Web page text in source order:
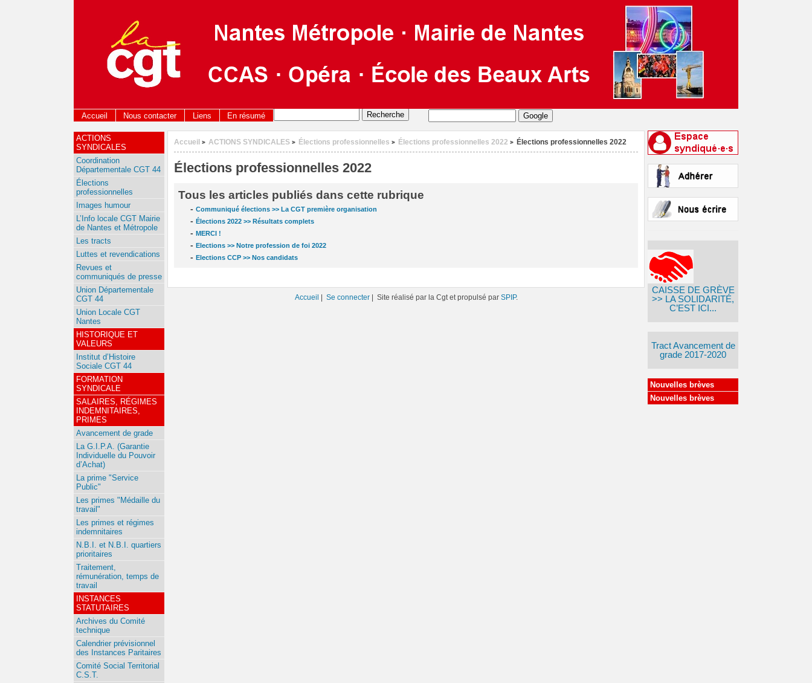
Accueil Nous contacter Liens En résumé
Accueil > ACTIONS SYNDICALES > Élections professionnelles > Élections professionnelles 2022 > Élections professionnelles 2022
Élections professionnelles 2022
Tous les articles publiés dans cette rubrique
- Communiqué élections >> La CGT première organisation
- Élections 2022 >> Résultats complets
- MERCI !
- Elections >> Notre profession de foi 2022
- Elections CCP >> Nos candidats
CAISSE DE GRÈVE
>> LA SOLIDARITÉ,
C’EST ICI...
Tract Avancement de
grade 2017-2020
Nouvelles brèves
Nouvelles brèves
ACTIONS
SYNDICALES
Coordination
Départementale CGT 44
Élections
professionnelles
Images humour
L’Info locale CGT Mairie
de Nantes et Métropole
Les tracts
Luttes et revendications
Revues et
communiqués de presse
Union Départementale
CGT 44
Union Locale CGT
Nantes
HISTORIQUE ET
VALEURS
Institut d’Histoire
Sociale CGT 44
FORMATION
SYNDICALE
SALAIRES, RÉGIMES
INDEMNITAIRES,
PRIMES
Avancement de grade
La G.I.P.A. (Garantie
Individuelle du Pouvoir
d’Achat)
La prime "Service
Public"
Les primes "Médaille du
travail"
Les primes et régimes
indemnitaires
N.B.I. et N.B.I. quartiers
prioritaires
Traitement,
rémunération, temps de
travail
INSTANCES
STATUTAIRES
Archives du Comité
technique
Calendrier prévisionnel
des Instances Paritaires
Comité Social Territorial
C.S.T.
Accueil | Se connecter| Site réalisé par la Cgt et propulsé par SPIP.